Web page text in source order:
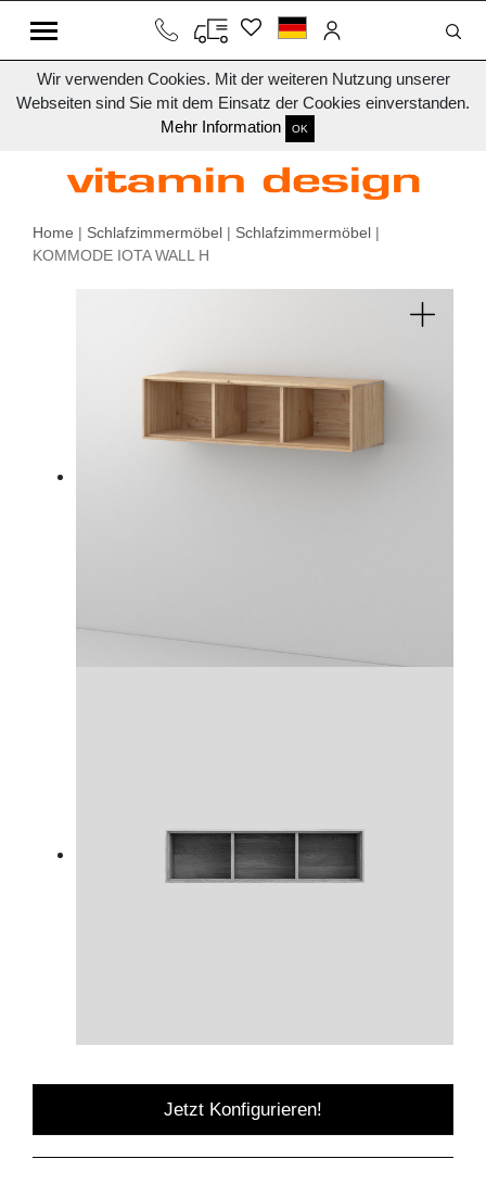
Wir verwenden Cookies. Mit der weiteren Nutzung unserer
Webseiten sind Sie mit dem Einsatz der Cookies einverstanden.
Mehr Information
OK
Home | Schlafzimmermöbel | Schlafzimmermöbel |
KOMMODE IOTA WALL H
Jetzt Konfigurieren!